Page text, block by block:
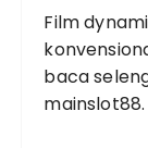
Film
baca
mainslot88.